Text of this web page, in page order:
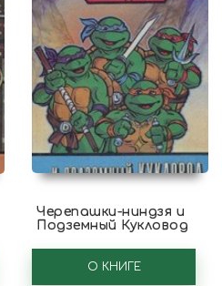
Черепашки-ниндзя и
Подземный Кукловод
О КНИГЕ